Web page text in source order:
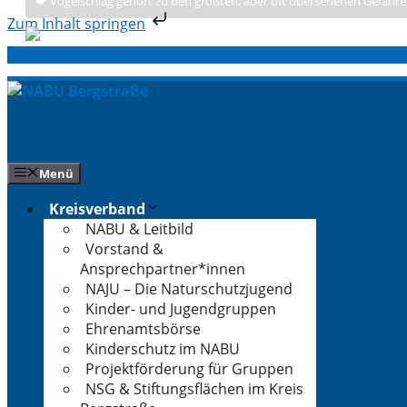
Zum Inhalt springen
Zum
Inhalt
springen
Menü
Kreisverband
NABU & Leitbild
Vorstand &
Ansprechpartner*innen
NAJU – Die Naturschutzjugend
Kinder- und Jugendgruppen
Ehrenamtsbörse
Kinderschutz im NABU
Projektförderung für Gruppen
NSG & Stiftungsflächen im Kreis